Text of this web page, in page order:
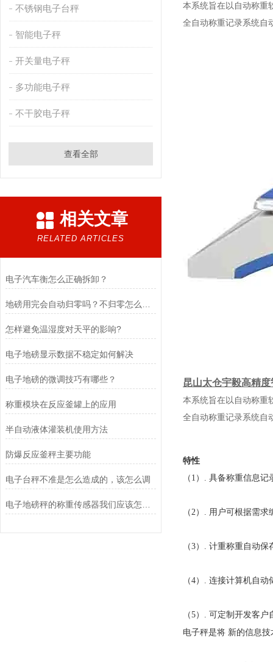
不锈钢电子台秤
智能电子秤
开关量电子秤
多功能电子秤
不干胶电子秤
查看全部
相关文章
RELATED ARTICLES
电子汽车衡怎么正确拆卸？
怎样避免温湿度对天平的影响?
电子地磅显示数据不稳定如何解决
电子地磅的微调技巧有哪些？
称重模块在反应釜罐上的应用
半自动液体灌装机使用方法
防爆反应釜秤主要功能
电子台秤不准是怎么造成的，该怎么调
本系统旨在以自动称重
全自动称重记录系统自
昆山太仓宇毅高精
本系统旨在以自动称重
全自动称重记录系统自
特性
（1）. 具备称重信息记
（2）. 用户可根据需
（3）. 计重称重自动
（4）. 连接计算机自
（5）. 可定制开发客
电子秤是将 新的信息